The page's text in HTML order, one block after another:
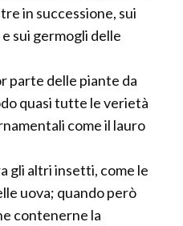
in successione, sui
sui germogli delle
parte delle piante da
quasi tutte le verietà
come il lauro
gli altri insetti, come le
uova; quando però
contenerne la